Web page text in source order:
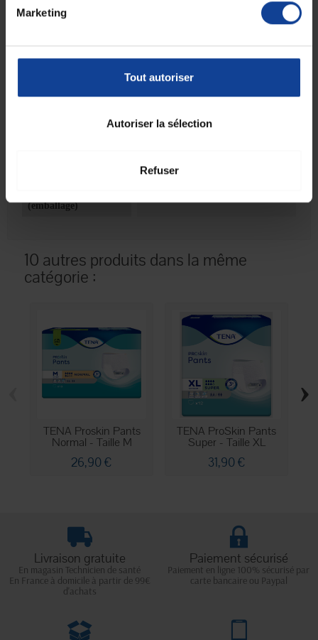
Marketing
Tout autoriser
Autoriser la sélection
Refuser
Convient aux
domiciliaire, en établissements de santé ou en soins de longue durée.
Fiche technique
(emballage)
10 autres produits dans la même
catégorie :
TENA Proskin Pants
Normal - Taille M
26,90 €
TENA ProSkin Pants
Super - Taille XL
31,90 €
›
Livraison gratuite
En magasin Technicien de santé
En France à domicile à partir de 99€
d'achats
Paiement sécurisé
Paiement en ligne 100% sécurisé par
carte bancaire ou Paypal